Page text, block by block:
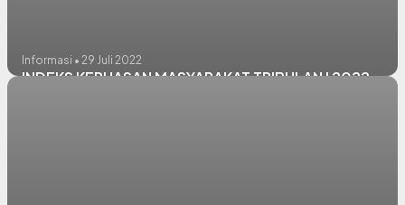
Informasi • 29 Juli 2022
INDEKS KEPUASAN MASYARAKAT TRIBULAN I 2022